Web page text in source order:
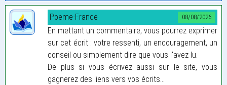
08/08/2026
Poeme-France
En mettant un commentaire, vous pourrez exprimer
sur cet écrit : votre ressenti, un encouragement, un
conseil ou simplement dire que vous l'avez lu.
De plus si vous écrivez aussi sur le site, vous
gagnerez des liens vers vos écrits...